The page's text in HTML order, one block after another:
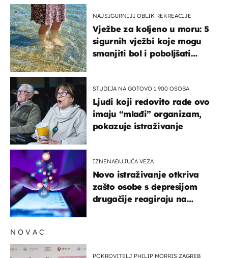
NAJSIGURNIJI OBLIK REKREACIJE
Vježbe za koljeno u moru: 5
sigurnih vježbi koje mogu
smanjiti bol i poboljšati
STUDIJA NA GOTOVO 1.900 OSOBA
Ljudi koji redovito rade ovo
imaju “mlađi” organizam,
pokazuje istraživanje
IZNENAĐUJUĆA VEZA
Novo istraživanje otkriva
zašto osobe s depresijom
drugačije reagiraju na
NOVAC
POKROVITELJ PHILIP MORRIS ZAGREB